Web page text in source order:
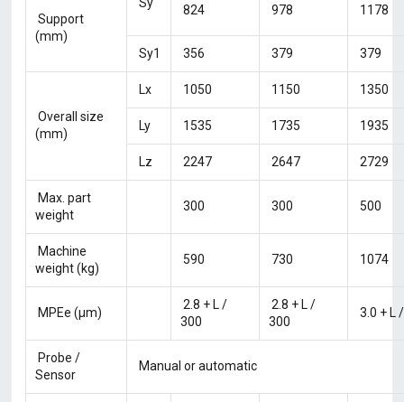
Support
(mm)
824 978 1178
Sy1 356 379 379
Overall size
(mm)
Lx 1050 1150 1350
Ly 1535 1735 1935
Lz 2247 2647 2729
Max. part
weight
300 300 500
Machine
weight (kg)
590 730 1074
MPEe (μm)
2.8 + L /
300
2.8 + L /
300
3.0 + L
Probe /
Sensor
Manual or automatic